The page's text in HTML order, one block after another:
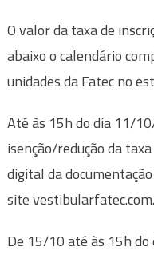
O valor da taxa de
abaixo o calendário
unidades da Fatec no
Até às 15h do dia 11/
isenção/redução da
digital da
site
De 15/10 até às 15h